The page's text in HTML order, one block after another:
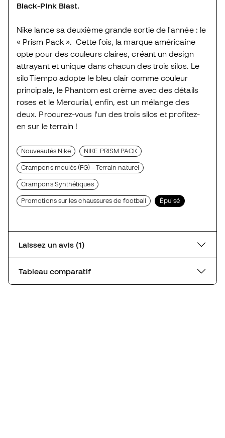
Black-Pink Blast.
Nike lance sa deuxième grande sortie de l'année : le
« Prism Pack ». Cette fois, la marque américaine
opte pour des couleurs claires, créant un design
attrayant et unique dans chacun des trois silos. Le
silo Tiempo adopte le bleu clair comme couleur
principale, le Phantom est crème avec des détails
roses et le Mercurial, enfin, est un mélange des
deux. Procurez-vous l'un des trois silos et profitez-
en sur le terrain !
Nouveautés Nike NIKE PRISM PACK
Crampons moulés (FG) - Terrain naturel
Crampons Synthétiques
Promotions sur les chaussures de football Épuisé
Laissez un avis (1)
Tableau comparatif